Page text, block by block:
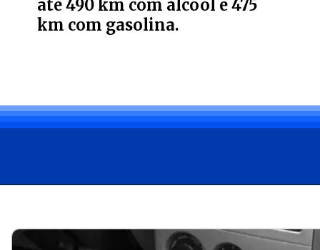
até 490 km com álcool e 475
km com gasolina.